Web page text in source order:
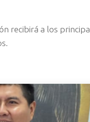
recibirá a los